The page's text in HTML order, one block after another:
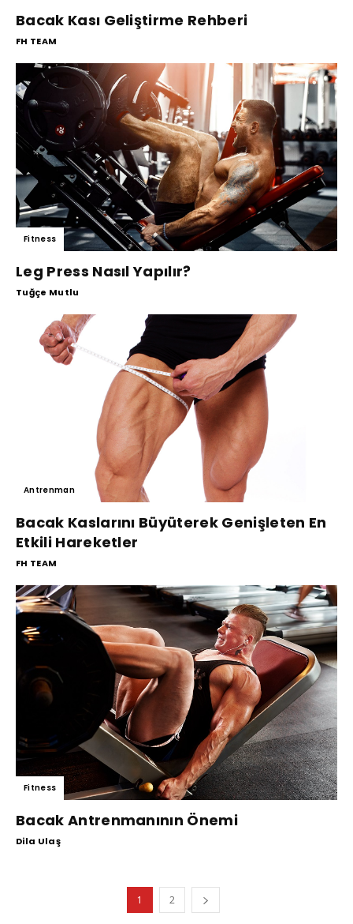
Bacak Kası Geliştirme Rehberi
FH TEAM
Fitness
Leg Press Nasıl Yapılır?
Tuğçe Mutlu
Antrenman
Bacak Kaslarını Büyüterek Genişleten En
Etkili Hareketler
FH TEAM
Fitness
Bacak Antrenmanının Önemi
Dila Ulaş
1 2